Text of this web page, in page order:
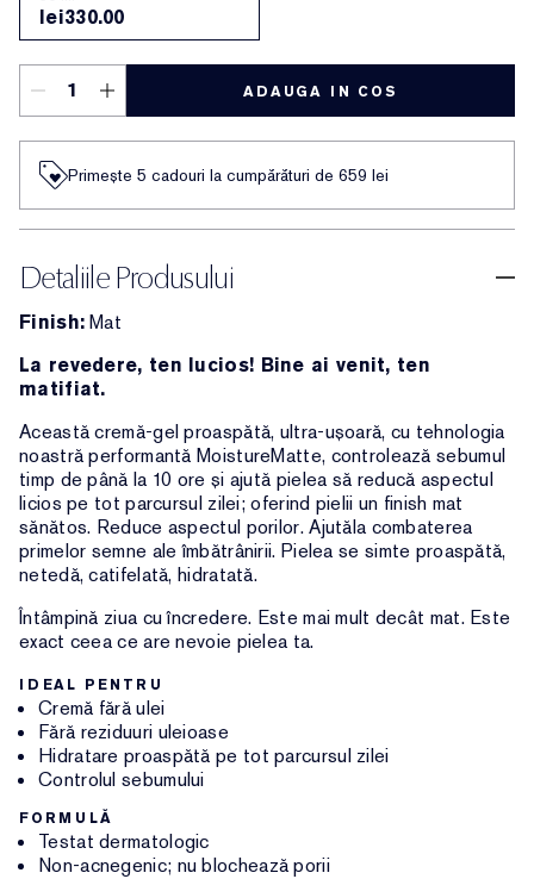
lei330.00
ADAUGA IN COS
Primește 5 cadouri la cumpărături de 659 lei
Detaliile Produsului
Finish:Mat
La revedere, ten lucios! Bine ai venit, ten
matifiat.
Această cremă-gel proaspătă, ultra-ușoară, cu tehnologia
noastră performantă MoistureMatte, controlează sebumul
timp de până la 10 ore și ajută pielea să reducă aspectul
licios pe tot parcursul zilei; oferind pielii un finish mat
sănătos. Reduce aspectul porilor. Ajutăla combaterea
primelor semne ale îmbătrânirii. Pielea se simte proaspătă,
netedă, catifelată, hidratată.
Întâmpină ziua cu încredere. Este mai mult decât mat. Este
exact ceea ce are nevoie pielea ta.
IDEAL PENTRU
Cremă fără ulei
Fără reziduuri uleioase
Hidratare proaspătă pe tot parcursul zilei
Controlul sebumului
FORMULĂ
Testat dermatologic
Non-acnegenic; nu blochează porii